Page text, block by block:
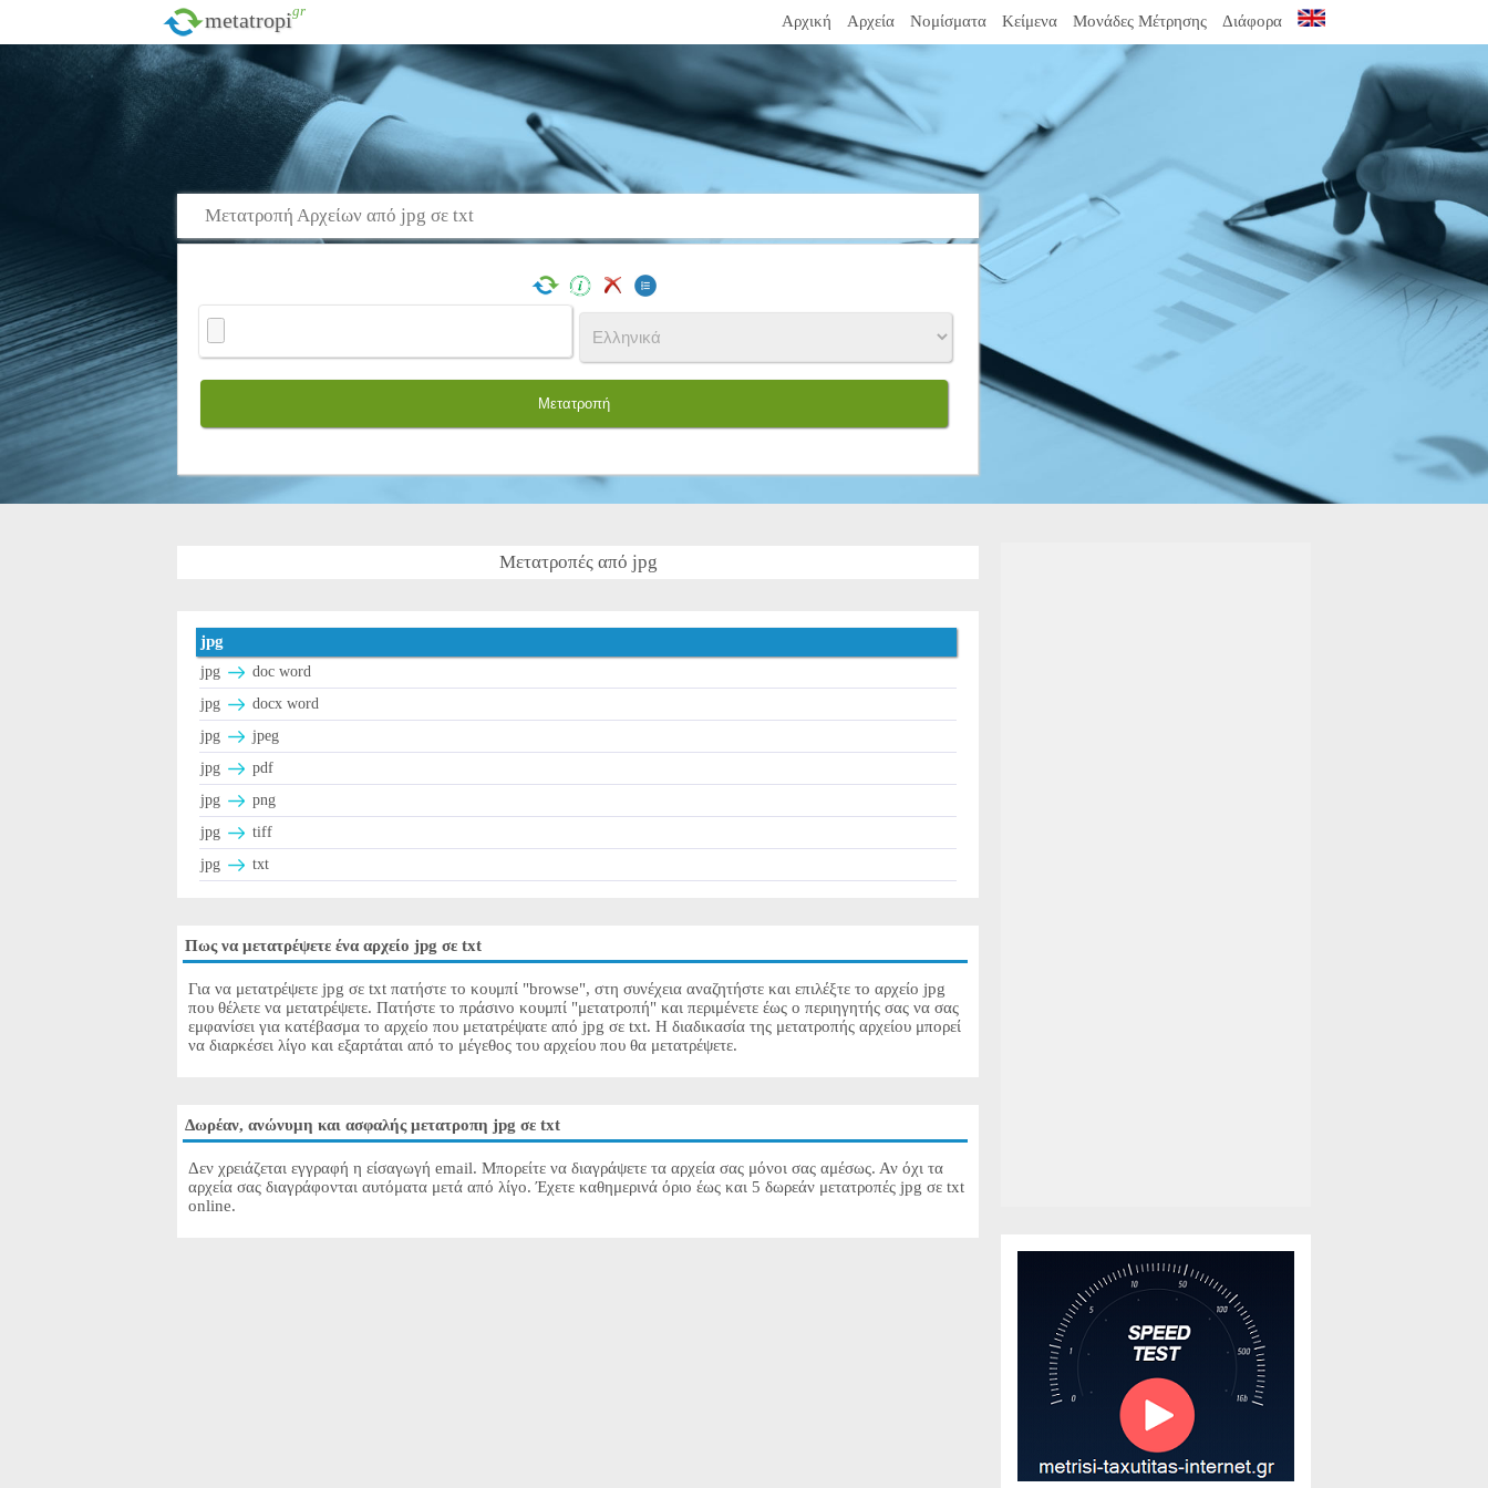
metatropi.gr
Αρχική Αρχεία Νομίσματα Κείμενα Μονάδες Μέτρησης Διάφορα
Μετατροπή Αρχείων από jpg σε txt
Μετατροπή
Μετατροπές από jpg
jpg
jpg
doc word
jpg
docx word
jpg
jpeg
jpg
pdf
jpg
png
jpg
tiff
jpg
txt
Πως να μετατρέψετε ένα αρχείο jpg σε txt
Για να μετατρέψετε jpg σε txt πατήστε το κουμπί "browse", στη συνέχεια αναζητήστε και επιλέξτε το αρχείο jpg
που θέλετε να μετατρέψετε. Πατήστε το πράσινο κουμπί "μετατροπή" και περιμένετε έως ο περιηγητής σας να σας
εμφανίσει για κατέβασμα το αρχείο που μετατρέψατε από jpg σε txt. Η διαδικασία της μετατροπής αρχείου μπορεί
να διαρκέσει λίγο και εξαρτάται από το μέγεθος του αρχείου που θα μετατρέψετε.
Δωρέαν, ανώνυμη και ασφαλής μετατροπη jpg σε txt
Δεν χρειάζεται εγγραφή η είσαγωγή email. Μπορείτε να διαγράψετε τα αρχεία σας μόνοι σας αμέσως. Αν όχι τα
αρχεία σας διαγράφονται αυτόματα μετά από λίγο. Έχετε καθημερινά όριο έως και 5 δωρεάν μετατροπές jpg σε txt
online.